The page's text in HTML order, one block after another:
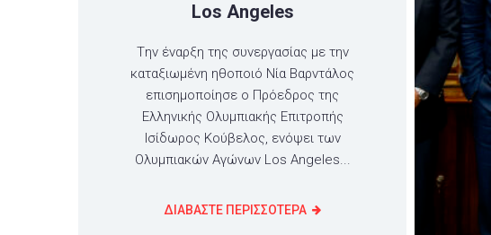
Los Angeles
Tην έναρξη της συνεργασίας με την
καταξιωμένη ηθοποιό Νία Βαρντάλος
επισημοποίησε ο Πρόεδρος της
Ελληνικής Ολυμπιακής Επιτροπής
Ισίδωρος Κούβελος, ενόψει των
Ολυμπιακών Αγώνων Los Angeles...
ΔΙΑΒΑΣΤΕ ΠΕΡΙΣΣΟΤΕΡΑ